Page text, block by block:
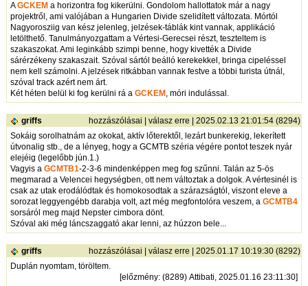
AGCKEM a horizontra fog kikerülni. Gondolom hallottatok már a nagy
projektről, ami valójában a Hungarien Divide szelidített változata. Mórtól
Nagyorosziig van kész jelenleg, jelzések-táblák kint vannak, applikáció
letölthető. Tanulmányozgattam a Vértesi-Gerecsei részt, teszteltem is
szakaszokat. Ami leginkább szimpi benne, hogy kivették a Divide
sárérzékeny szakaszait. Szóval sártól beálló kerekekkel, bringa cipeléssel
nem kell számolni. A jelzések ritkábban vannak festve a többi turista útnál,
szóval track azért nem árt.
Két héten belül ki fog kerülni rá aGCKEM , móri indulással.
griffs hozzászólásai |válasz erre | 2025.02.13 21:01:54 (8294)
Sokáig sorolhatnám az okokat, aktív lőterektől, lezárt bunkerekig, lekerített
útvonalig stb., de a lényeg, hogy a GCMTB széria végére pontot teszek nyár
elejéig (legelőbb jún.1.)
Vagyis aGCMTB1-2-3-6 mindenképpen meg fog szűnni. Talán az 5-ös
megmarad a Velencei hegységben, ott nem változtak a dolgok. A vértesinél is
csak az utak erodálódtak és homokosodtak a szárazságtól, viszont eleve a
sorozat leggyengébb darabja volt, azt még megfontolóra veszem, aGCMTB4
sorsáról meg majd Nepster cimbora dönt.
Szóval aki még láncszaggató akar lenni, az húzzon bele...
griffs hozzászólásai |válasz erre | 2025.01.17 10:19:30 (8292)
Duplán nyomtam, töröltem.
[előzmény: (8289) Attibati, 2025.01.16 23:11:30]